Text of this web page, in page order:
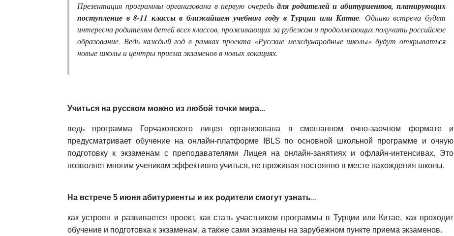
Презентация программы организована в первую очередь для родителей и абитуриентов, планирующих
поступление в 8-11 классы в ближайшем учебном году в Турции или Китае. Однако встреча будет
интересна родителям детей всех классов, проживающих за рубежом и продолжающих получать российское
образование. Ведь каждый год в рамках проекта «Русские международные школы» будут открываться
новые школы и центры приема экзаменов в новых локациях.
Учиться на русском можно из любой точки мира...
ведь программа Горчаковского лицея организована в смешанном очно-заочном формате и
предусматривает обучение на онлайн-платформе IBLS по основной школьной программе и очную
подготовку к экзаменам с преподавателями Лицея на онлайн-занятиях и офлайн-интенсивах. Это
позволяет многим ученикам эффективно учиться, не проживая постоянно в месте нахождения школы.
На встрече 5 июня абитуриенты и их родители смогут узнать...
как устроен и развивается проект, как стать участником программы в Турции или Китае, как проходит
обучение и подготовка к экзаменам, а также сами экзамены на зарубежном пункте приема экзаменов.